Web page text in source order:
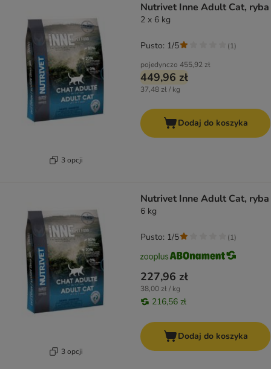
3 opcji
Nutrivet Inne Adult Cat, ryba
2 x 6 kg
pojedynczo 455,92 zł
449,96 zł
37,48 zł / kg
Pusto: 1/5 (1)
Dodaj do koszyka
3 opcji
Nutrivet Inne Adult Cat, ryba
6 kg
227,96 zł
38,00 zł / kg
216,56 zł
Pusto: 1/5 (1)
Dodaj do koszyka